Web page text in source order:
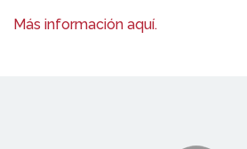
Más información aquí.